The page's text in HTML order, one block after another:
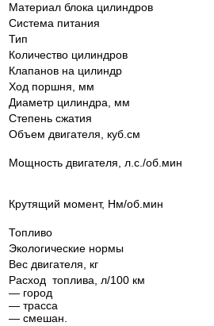
Материал блока цилиндров
Система питания
Тип
Количество цилиндров
Клапанов на цилиндр
Ход поршня, мм
Диаметр цилиндра, мм
Степень сжатия
Объем двигателя, куб.см
Мощность двигателя, л.с./об.мин
Крутящий момент, Нм/об.мин
Топливо
Экологические нормы
Вес двигателя, кг
Расход топлива, л/100 км
— город
— трасса
— смешан.